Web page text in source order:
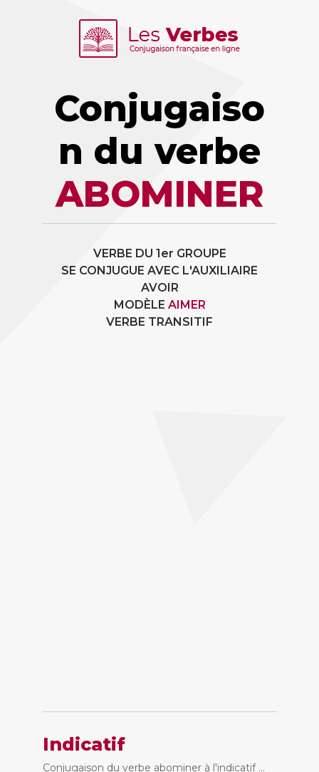
Conjugaiso
n du verbe
ABOMINER
VERBE DU 1er GROUPE
SE CONJUGUE AVEC L'AUXILIAIRE
AVOIR
MODÈLE AIMER
VERBE TRANSITIF
Indicatif
Conjugaison du verbe abominer à l'indicatif ...